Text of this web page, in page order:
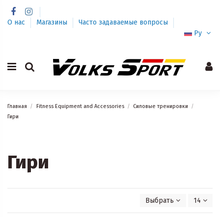
О нас Магазины
Часто задаваемые вопросы
Ру
Главная Fitness Equipment and Accessories
Силовые тренировки
Гири
Гири
Выбрать 14